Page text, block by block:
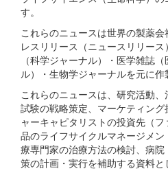
す。
これらのニュースは世界の製薬
レスリリース（ニュースリリー
（科学ジャーナル）・医学雑誌
ル）・生物学ジャーナルを元に作
これらのニュースは、研究活動
試験の戦略策定、マーケティン
ャーキャピタリストの投資先（
品のライフサイクルマネージメ
療専門家の治療方法の検討、病
策の計画・実行を補助する資料と